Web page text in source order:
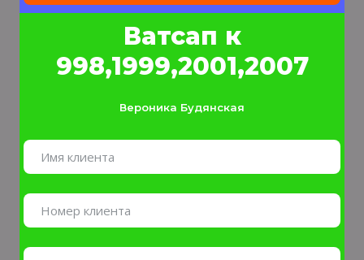
Ватсап к
998,1999,2001,2007
Вероника Будянская